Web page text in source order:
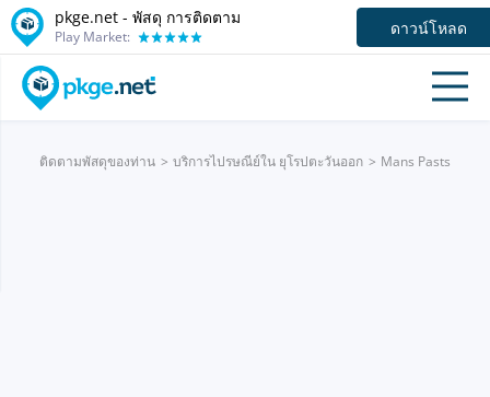
pkge.net - พัสดุ การติดตาม
Play Market: ดาวน์โหลด
ติดตามพัสดุของท่าน บริการไปรษณีย์ใน ยุโรปตะวันออก Mans Pasts